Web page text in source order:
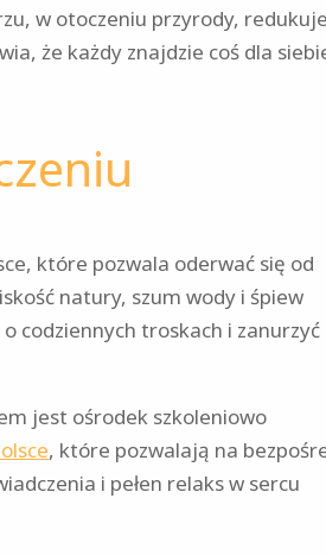
w otoczeniu przyrody,
że każdy znajdzie coś dla
które pozwala oderwać się od
natury, szum wody i śpiew
codziennych troskach i zanurzyć
jest ośrodek szkoleniowo
, które pozwalają na
i pełen relaks w sercu